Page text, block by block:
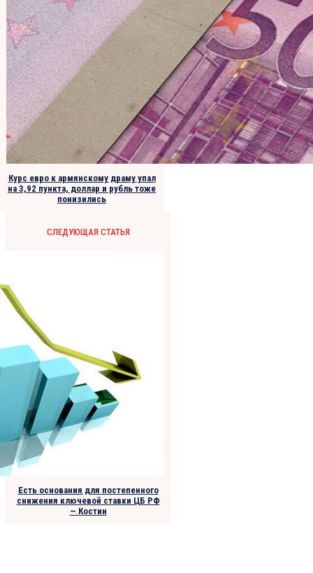
Курс евро к армянскому драму упал
на 3,92 пункта, доллар и рубль тоже
понизились
СЛЕДУЮЩАЯ СТАТЬЯ
Есть основания для постепенного
снижения ключевой ставки ЦБ РФ
— Костин